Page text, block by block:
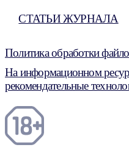
СТАТЬИ ЖУРНАЛА
Политика обработки
На информационном
рекомендательные